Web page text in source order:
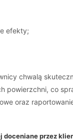
efekty;
chwalą
co
oraz
doceniane przez